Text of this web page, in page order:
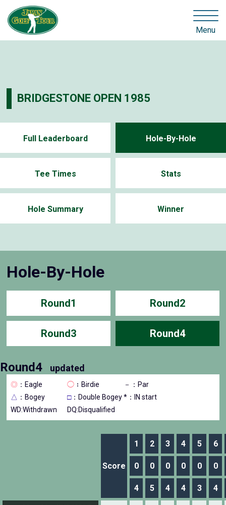
Menu
BRIDGESTONE OPEN 1985
Full Leaderboard Hole-By-Hole
Tee Times Stats
Hole Summary Winner
Hole-By-Hole
Round1 Round2
Round3 Round4
Round4 updated
◎ ：Eagle ◯ ：Birdie －
：Par
△ ：Bogey □：Double Bogey *：IN start
WD:Withdrawn
DQ:Disqualified
Score
1 2 3 4 5 6
0 0 0 0 0 0
4 5 4 4 3 4